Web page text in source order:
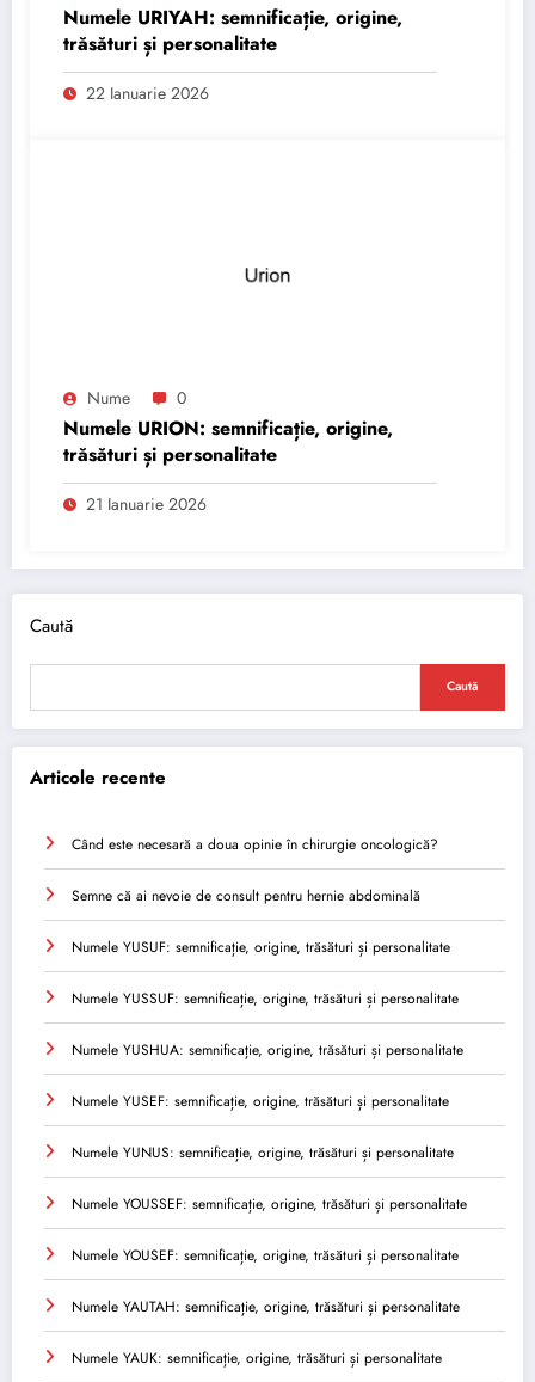
Numele URIYAH: semnificație, origine,
trăsături și personalitate
22 Ianuarie 2026
Nume 0
Numele URION: semnificație, origine,
trăsături și personalitate
21 Ianuarie 2026
Caută
Caută
Articole recente
Când este necesară a doua opinie în chirurgie oncologică?
Semne că ai nevoie de consult pentru hernie abdominală
Numele YUSUF: semnificație, origine, trăsături și personalitate
Numele YUSSUF: semnificație, origine, trăsături și personalitate
Numele YUSHUA: semnificație, origine, trăsături și personalitate
Numele YUSEF: semnificație, origine, trăsături și personalitate
Numele YUNUS: semnificație, origine, trăsături și personalitate
Numele YOUSSEF: semnificație, origine, trăsături și personalitate
Numele YOUSEF: semnificație, origine, trăsături și personalitate
Numele YAUTAH: semnificație, origine, trăsături și personalitate
Numele YAUK: semnificație, origine, trăsături și personalitate